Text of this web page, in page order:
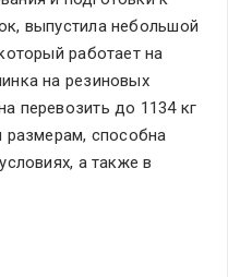
выпустила небольшой
работает на
на резиновых
перевозить до 1134 кг
размерам, способна
а также в